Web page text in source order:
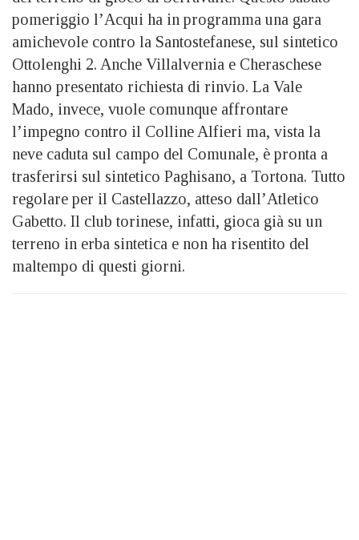
pomeriggio l’Acqui ha in programma una gara
amichevole contro la Santostefanese, sul sintetico
Ottolenghi 2. Anche Villalvernia e Cheraschese
hanno presentato richiesta di rinvio. La Vale
Mado, invece, vuole comunque affrontare
l’impegno contro il Colline Alfieri ma, vista la
neve caduta sul campo del Comunale, è pronta a
trasferirsi sul sintetico Paghisano, a Tortona. Tutto
regolare per il Castellazzo, atteso dall’Atletico
Gabetto. Il club torinese, infatti, gioca già su un
terreno in erba sintetica e non ha risentito del
maltempo di questi giorni.